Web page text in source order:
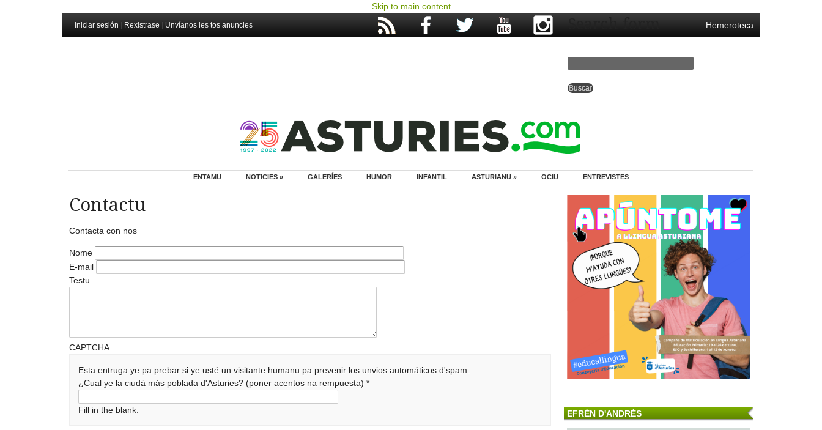
Skip to main content
Iniciar sesión Rexistrase Unvíanos les tos anuncies Hemeroteca
Search form
ENTAMU NOTICIES » GALERÍES HUMOR INFANTIL ASTURIANU » OCIU ENTREVISTES
Contactu
Contacta con nos
Nome
E-mail
Testu
CAPTCHA
Esta entruga ye pa prebar si ye usté un visitante humanu pa prevenir los unvios automáticos d'spam.
¿Cual ye la ciudá más poblada d'Asturies? (poner acentos na rempuesta)*
Fill in the blank. EFRÉN D'ANDRÉS